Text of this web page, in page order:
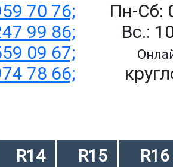
70 76;
99 86;
09 67;
78 66;
Пн-Сб:
Вс.:
R14 R15
R16